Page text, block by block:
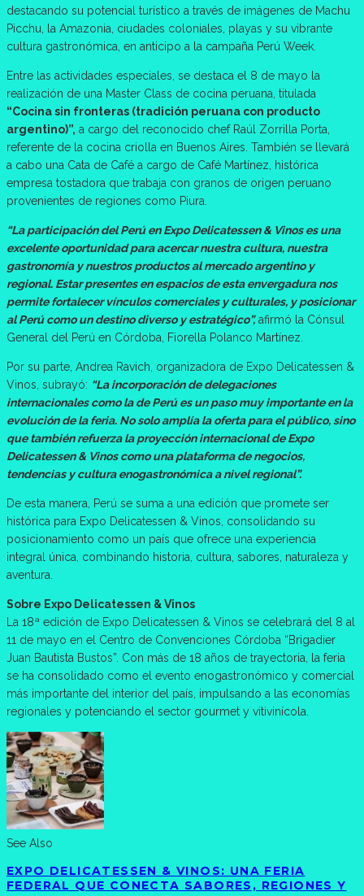
destacando su potencial turístico a través de imágenes de Machu
Picchu, la Amazonia, ciudades coloniales, playas y su vibrante
cultura gastronómica, en anticipo a la campaña Perú Week.
Entre las actividades especiales, se destaca el 8 de mayo la
realización de una Master Class de cocina peruana, titulada
“Cocina sin fronteras (tradición peruana con producto
argentino)”, a cargo del reconocido chef Raúl Zorrilla Porta,
referente de la cocina criolla en Buenos Aires. También se llevará
a cabo una Cata de Café a cargo de Café Martínez, histórica
empresa tostadora que trabaja con granos de origen peruano
provenientes de regiones como Piura.
“La participación del Perú en Expo Delicatessen & Vinos es una
excelente oportunidad para acercar nuestra cultura, nuestra
gastronomía y nuestros productos al mercado argentino y
regional. Estar presentes en espacios de esta envergadura nos
permite fortalecer vínculos comerciales y culturales, y posicionar
al Perú como un destino diverso y estratégico”,afirmó la Cónsul
General del Perú en Córdoba, Fiorella Polanco Martínez.
Por su parte, Andrea Ravich, organizadora de Expo Delicatessen &
Vinos, subrayó: “La incorporación de delegaciones
internacionales como la de Perú es un paso muy importante en la
evolución de la feria. No solo amplía la oferta para el público, sino
que también refuerza la proyección internacional de Expo
Delicatessen & Vinos como una plataforma de negocios,
tendencias y cultura enogastronómica a nivel regional”.
De esta manera, Perú se suma a una edición que promete ser
histórica para Expo Delicatessen & Vinos, consolidando su
posicionamiento como un país que ofrece una experiencia
integral única, combinando historia, cultura, sabores, naturaleza y
aventura.
Sobre Expo Delicatessen & Vinos
La 18ª edición de Expo Delicatessen & Vinos se celebrará del 8 al
11 de mayo en el Centro de Convenciones Córdoba “Brigadier
Juan Bautista Bustos”. Con más de 18 años de trayectoria, la feria
se ha consolidado como el evento enogastronómico y comercial
más importante del interior del país, impulsando a las economías
regionales y potenciando el sector gourmet y vitivinícola.
See Also
EXPO DELICATESSEN & VINOS: UNA FERIA
FEDERAL QUE CONECTA SABORES, REGIONES Y